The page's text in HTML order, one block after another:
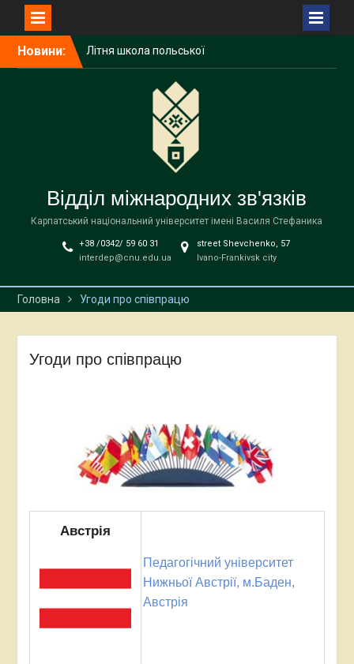
Новини:
NAWA
До уваги здобувачів
Карпатського
університету імені Василя
До уваги керівників/
співробітників загальних
підрозділів університету!
Відділ міжнародних зв'язків
Карпатський національний університет імені Василя Стефаника
+38 /0342/ 59 60 31
interdep@cnu.edu.ua
street Shevchenko, 57
Ivano-Frankivsk city
Головна Угоди про співпрацю
Угоди про співпрацю
Австрія
Педагогічний університет
Нижньої Австрії, м.Баден,
Австрія